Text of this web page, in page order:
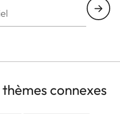
connexes